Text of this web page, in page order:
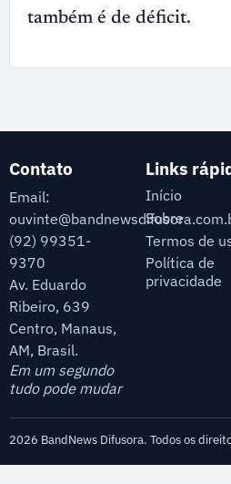
também é de déficit.
Contato
Email:
(92) 99351-
9370
Av. Eduardo
Ribeiro, 639
Centro, Manaus,
AM, Brasil.
Em um segundo
tudo pode mudar
Links
Início
Sobre
Termos de
Política de
privacidade
2026 BandNews Difusora. Todos os